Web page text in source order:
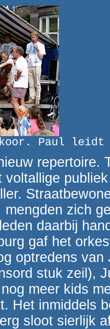
Paul
repertoire.
voltallige
zich
daarbij
gaf het
optredens
stuk zeil),
meer kids
Het inmiddels
sloot sierlijk